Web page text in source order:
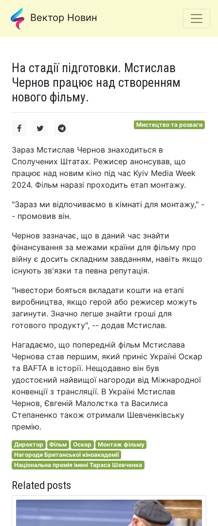
Вектор Новин
На стадії підготовки. Мстислав
Чернов працює над створенням
нового фільму.
Мистецтво та розваги
Зараз Мстислав Чернов знаходиться в
Сполучених Штатах. Режисер анонсував, що
працює над новим кіно під час Kyiv Media Week
2024. Фільм наразі проходить етап монтажу.
"Зараз ми відпочиваємо в кімнаті для монтажу," -
- промовив він.
Чернов зазначає, що в даний час знайти
фінансування за межами країни для фільму про
війну є досить складним завданням, навіть якщо
існують зв'язки та певна репутація.
"Інвестори бояться вкладати кошти на етапі
виробництва, якщо герой або режисер можуть
загинути. Значно легше знайти гроші для
готового продукту", -- додав Мстислав.
Нагадаємо, що попередній фільм Мстислава
Чернова став першим, який приніс Україні Оскар
та BAFTA в історії. Нещодавно він був
удостоєний найвищої нагороди від Міжнародної
конвенції з трансляції. В Україні Мстислав
Чернов, Євгеній Малолєтка та Василиса
Степаненко також отримали Шевченківську
премію.
Директор Фільм Оскар
Монтаж фільму
Нагороди Британської кіноакадемії
Національна премія імені Тараса Шевченка
Related posts